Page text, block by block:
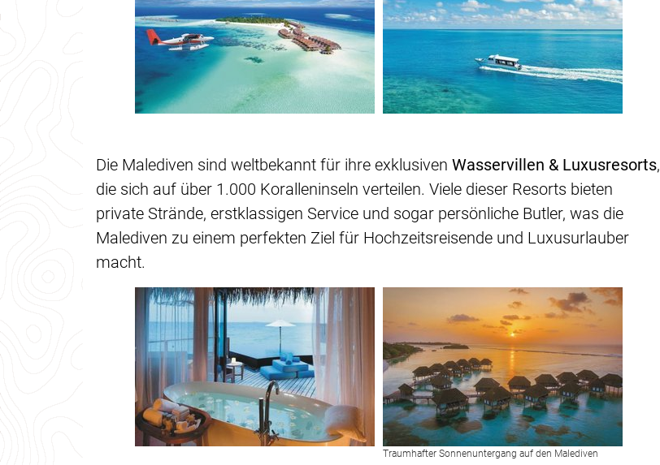
Die Malediven sind weltbekannt für ihre exklusiven Wasservillen & Luxusresorts,
die sich auf über 1.000 Koralleninseln verteilen. Viele dieser Resorts bieten
private Strände, erstklassigen Service und sogar persönliche Butler, was die
Malediven zu einem perfekten Ziel für Hochzeitsreisende und Luxusurlauber
macht.
Traumhafter Sonnenuntergang auf den Malediven